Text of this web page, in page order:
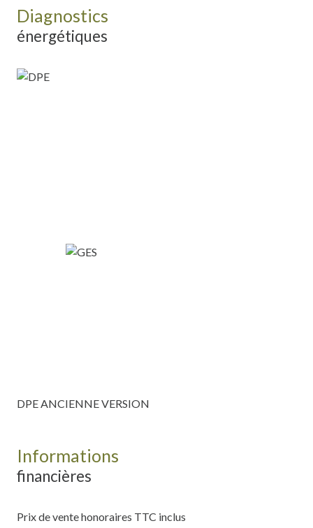
Diagnostics
énergétiques
DPE ANCIENNE VERSION
Informations
financières
Prix de vente honoraires TTC inclus